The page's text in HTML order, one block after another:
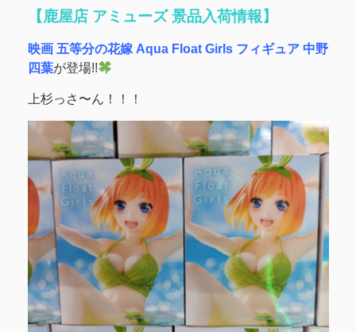
【鹿屋店 アミューズ 景品入荷情報】
映画 五等分の花嫁 Aqua Float Girls フィギュア 中野
四葉が登場!!
上杉っさ〜ん！！！